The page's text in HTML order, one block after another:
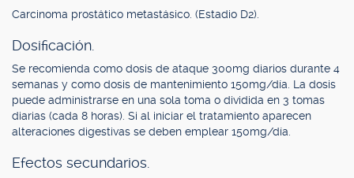
Carcinoma prostático metastásico. (Estadio D2).
Dosificación.
Se recomienda como dosis de ataque 300mg diarios durante 4
semanas y como dosis de mantenimiento 150mg/día. La dosis
puede administrarse en una sola toma o dividida en 3 tomas
diarias (cada 8 horas). Si al iniciar el tratamiento aparecen
alteraciones digestivas se deben emplear 150mg/día.
Efectos secundarios.